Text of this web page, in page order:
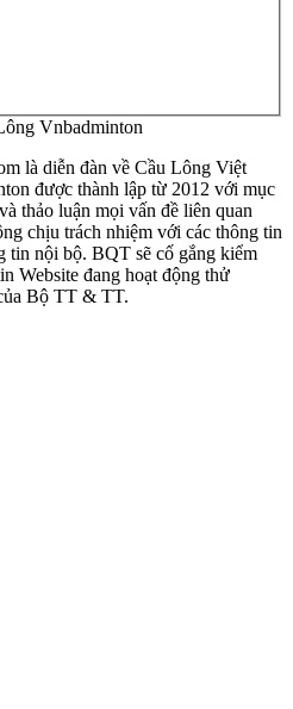
Vnbadminton
là diễn đàn về Cầu Lông Việt
được thành lập từ 2012 với mục
thảo luận mọi vấn đề liên quan
chịu trách nhiệm với các thông tin
tin nội bộ. BQT sẽ cố gắng kiểm
Website đang hoạt động thử
Bộ TT & TT.